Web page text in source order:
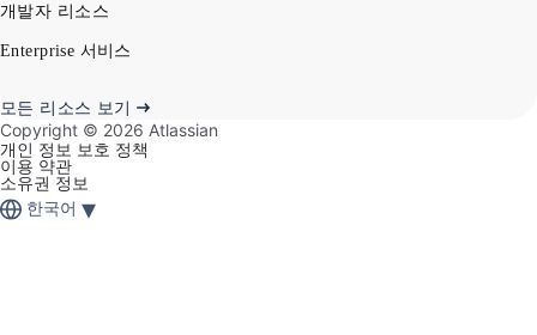
개발자 리소스
Enterprise 서비스
모든 리소스 보기
Copyright © 2026 Atlassian
개인 정보 보호 정책
이용 약관
소유권 정보
한국어 ▾